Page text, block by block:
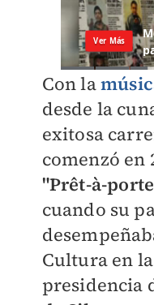
Con la
desde la
exitosa
comenzó en
"Prêt-à-
cuando su
Cultura en
presidencia